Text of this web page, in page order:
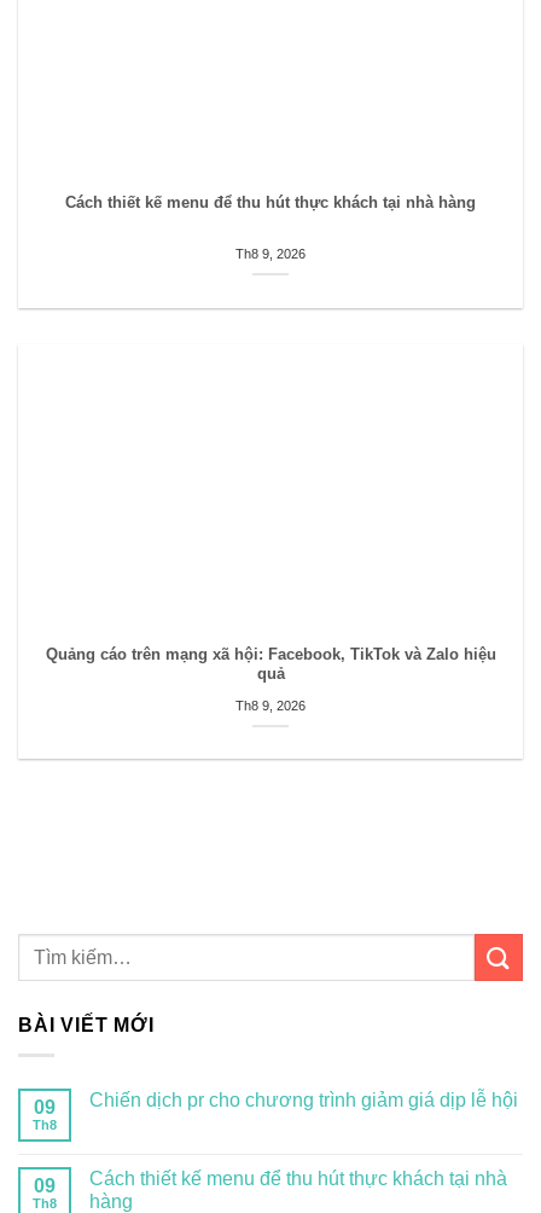
Cách thiết kế menu để thu hút thực khách tại nhà hàng
Th8 9, 2026
Quảng cáo trên mạng xã hội: Facebook, TikTok và Zalo hiệu
quả
Th8 9, 2026
BÀI VIẾT MỚI
09
Th8
Chiến dịch pr cho chương trình giảm giá dịp lễ hội
09
Th8
Cách thiết kế menu để thu hút thực khách tại nhà
hàng